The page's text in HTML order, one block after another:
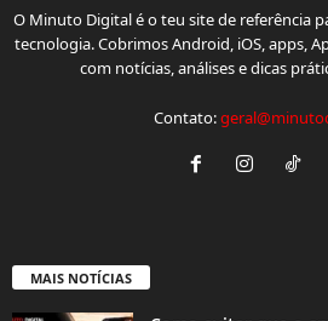
O Minuto Digital é o teu site de referência
tecnologia. Cobrimos Android, iOS, apps,
com notícias, análises e dicas
Contato:
MAIS NOTÍCIAS